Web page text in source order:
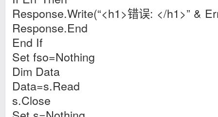
Response.Write(“<h1>错误: </h1>” &
Response.End
End If
Set fso=Nothing
Dim Data
Data=s.Read
s.Close